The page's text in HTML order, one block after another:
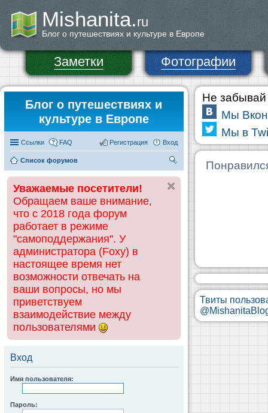
Mishanita.ru
Блог о путешествиях и культуре в Европе
Заметки Фотографии
Блог о путешествиях и
культуре в Европе
Ссылки FAQ Вход
Регистрация
Список форумов
ск
Уважаемые посетители!
Обращаем ваше внимание,
что с 2018 года форум
работает в режиме
"самоподдержания". У
администратора (Foxy) в
настоящее время нет
возможности отвечать на
ваши вопросы, но мы
приветствуем
взаимодействие между
пользователями
Вход
Имя пользователя:
Пароль:
Не забывай
Мы
Мы в
Твиты